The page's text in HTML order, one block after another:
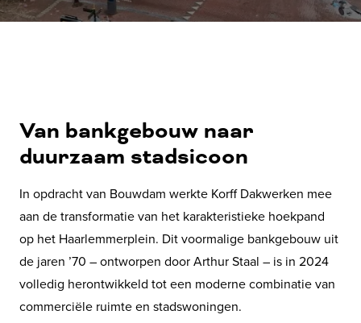
Van bankgebouw naar
duurzaam stadsicoon
In opdracht van Bouwdam werkte Korff Dakwerken mee
aan de transformatie van het karakteristieke hoekpand
op het Haarlemmerplein. Dit voormalige bankgebouw uit
de jaren ’70 – ontworpen door Arthur Staal – is in 2024
volledig herontwikkeld tot een moderne combinatie van
commerciële ruimte en stadswoningen.